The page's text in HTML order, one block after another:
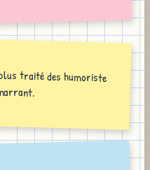
traité des humoriste